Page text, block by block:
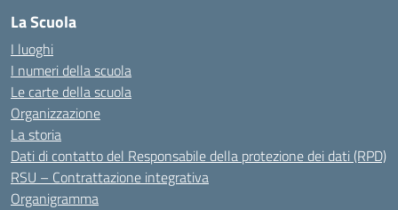
La Scuola
I luoghi
I numeri della scuola
Le carte della scuola
Organizzazione
La storia
Dati di contatto del Responsabile della protezione dei dati (RPD)
RSU – Contrattazione integrativa
Organigramma